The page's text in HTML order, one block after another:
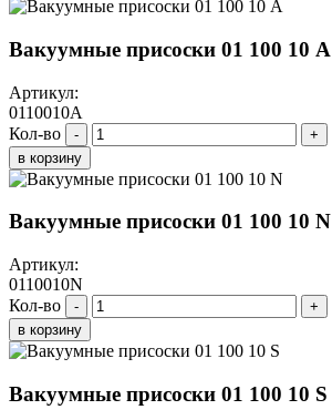
Вакуумные присоски 01 100 10 A
Артикул:
0110010A
Кол-во
-
+
в корзину
Вакуумные присоски 01 100 10 N
Артикул:
0110010N
Кол-во
-
+
в корзину
Вакуумные присоски 01 100 10 S